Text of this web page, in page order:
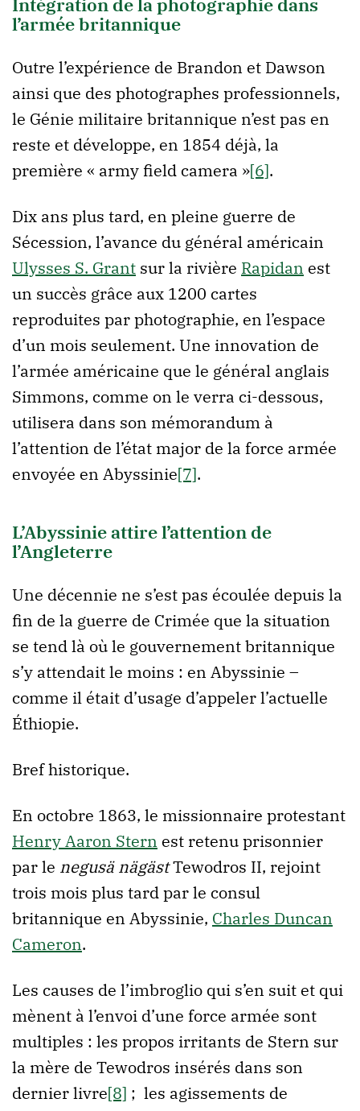
l’armée britannique
Outre l’expérience de Brandon et Dawson
ainsi que des photographes professionnels,
le Génie militaire britannique n’est pas en
reste et développe, en 1854 déjà, la
première « army field camera »[6].
Dix ans plus tard, en pleine guerre de
Sécession, l’avance du général américain
Ulysses S. Grant sur la rivière Rapidan est
un succès grâce aux 1200 cartes
reproduites par photographie, en l’espace
d’un mois seulement. Une innovation de
l’armée américaine que le général anglais
Simmons, comme on le verra ci-dessous,
utilisera dans son mémorandum à
l’attention de l’état major de la force armée
envoyée en Abyssinie[7].
L’Abyssinie attire l’attention de
l’Angleterre
Une décennie ne s’est pas écoulée depuis la
fin de la guerre de Crimée que la situation
se tend là où le gouvernement britannique
s’y attendait le moins : en Abyssinie –
comme il était d’usage d’appeler l’actuelle
Éthiopie.
Bref historique.
En octobre 1863, le missionnaire protestant
Henry Aaron Stern est retenu prisonnier
par le negusä nägästTewodros II, rejoint
trois mois plus tard par le consul
britannique en Abyssinie, Charles Duncan
Cameron.
Les causes de l’imbroglio qui s’en suit et qui
mènent à l’envoi d’une force armée sont
multiples : les propos irritants de Stern sur
la mère de Tewodros insérés dans son
dernier livre[8] ; les agissements de